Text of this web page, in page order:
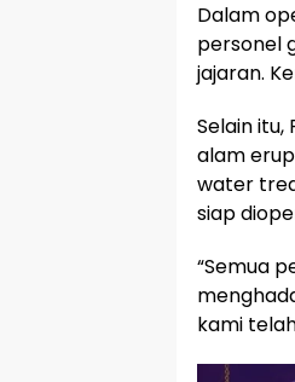
Dalam
personel
jajaran.
Selain
alam
water
siap
“Semua
kami